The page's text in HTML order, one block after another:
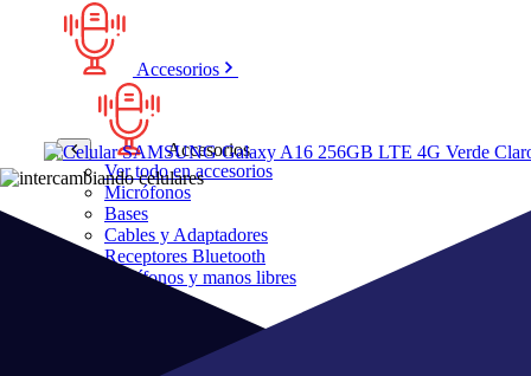
Accesorios
Accesorios
Ver todo en accesorios
Micrófonos
Bases
Cables y Adaptadores
Receptores Bluetooth
Audífonos y manos libres